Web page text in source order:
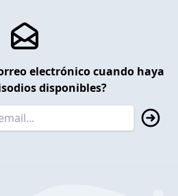
electrónico cuando haya
disponibles?